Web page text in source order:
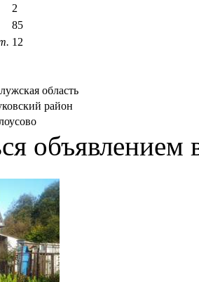
2
85
12
область
район
объявлением